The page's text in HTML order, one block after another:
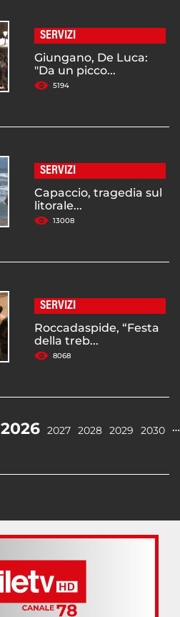
SERVIZI
Giungano, De Luca:
"Da un picco...
5194
SERVIZI
Capaccio, tragedia sul
litorale...
13008
SERVIZI
Roccadaspide, “Festa
della treb...
8068
2026 2027 2028 2029 2030 …